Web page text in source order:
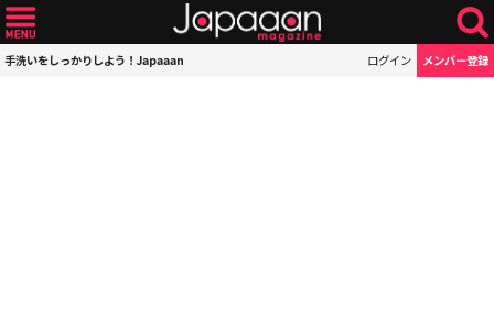
手洗いをしっかりしよう！Japaaan ログイン メンバー登録